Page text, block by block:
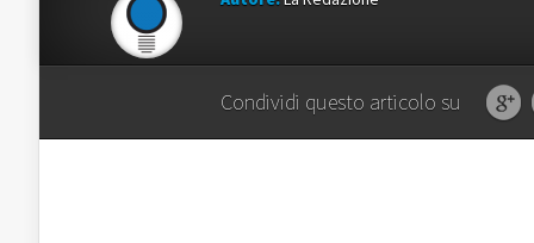
Condividi questo articolo su